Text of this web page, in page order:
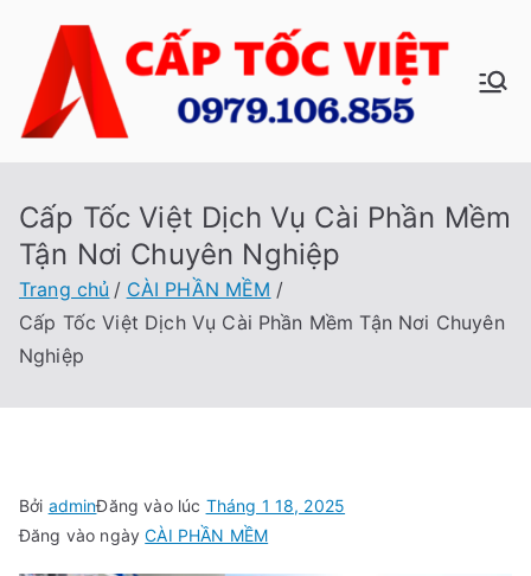
dung
C
Tố
ệt
Sửa
Nhà
Việt
Cấp Tốc Việt Dịch Vụ Cài Phần Mềm
Tận Nơi Chuyên Nghiệp
Trang chủ
CÀI PHẦN MỀM
Cấp Tốc Việt Dịch Vụ Cài Phần Mềm Tận Nơi Chuyên
Nghiệp
Bởi adminĐăng vào lúc Tháng 1 18, 2025
Đăng vào ngàyCÀI PHẦN MỀM